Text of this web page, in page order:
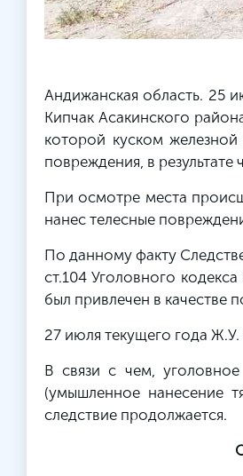
Андижанская область. 25
Кипчак Асакинского
которой куском
повреждения, в
При осмотре места
нанес телесные
По данному факту
ст.104 Уголовного
был привлечен в качестве
27 июля текущего года
В связи с чем,
(умышленное нанесение
следствие продолжается.